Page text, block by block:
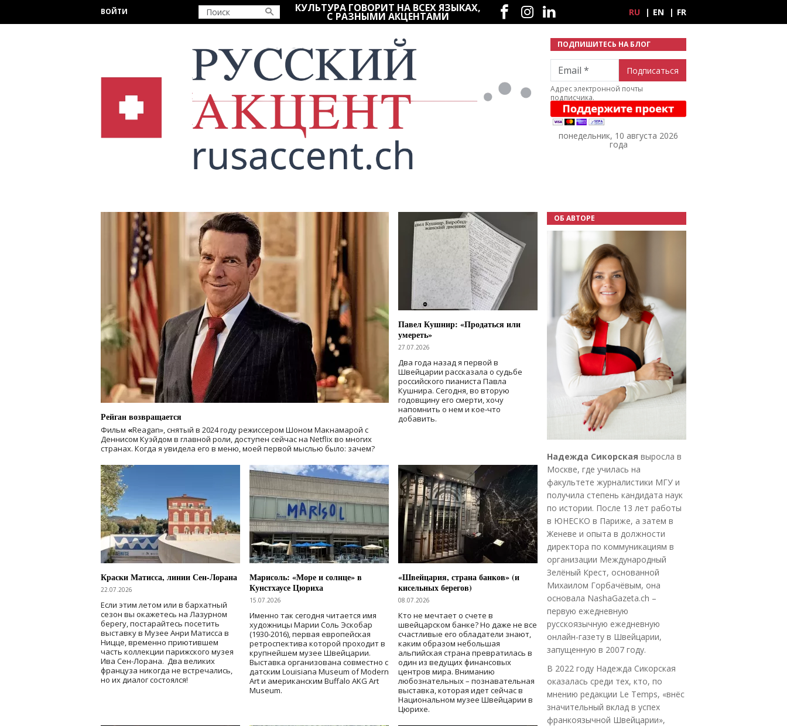
ВОЙТИ КУЛЬТУРА ГОВОРИТ НА ВСЕХ ЯЗЫКАХ,
С РАЗНЫМИ АКЦЕНТАМИ
Социальные сети
RU EN FR
ПОДПИШИТЕСЬ НА БЛОГ
Email
Адрес электронной почты
подписчика.
понедельник, 10 августа 2026
года
Рейган возвращается
Фильм «Reagan», снятый в 2024 годурежиссером Шоном Макнамарой с
Деннисом Куэйдом в главной роли, доступен сейчас на Netflix во многих
странах. Когда я увидела его в меню, моей первой мыслью было: зачем?
Павел Кушнир: «Продаться или
умереть»
27.07.2026
Два года назад я первой в
Швейцарии рассказала о судьбе
российского пианиста Павла
Кушнира. Сегодня, во вторую
годовщину его смерти, хочу
напомнить о нем и кое-что
добавить.
Краски Матисса, линии Сен-Лорана
22.07.2026
Если этим летом или в бархатный
сезон вы окажетесь на Лазурном
берегу, постарайтесь посетить
выставку в Музее Анри Матисса в
Ницце, временно приютившем
часть коллекции парижского музея
Ива Сен-Лорана. Два великих
француза никогда не встречались,
но их диалог состоялся!
Марисоль: «Море и солнце» в
Кунстхаусе Цюриха
15.07.2026
Именно так сегодня читается имя
художницы Марии Соль Эскобар
(1930-2016), первая европейская
ретроспектива которой проходит в
крупнейшем музее Швейцарии.
Выставка организована совместно с
датским Louisiana Museum of Modern
Art и американским Buffalo AKG Art
Museum.
«Швейцария, страна банков» (и
кисельных берегов)
08.07.2026
Кто не мечтает о счете в
швейцарском банке? Но даже не все
счастливые его обладатели знают,
каким образом небольшая
альпийская страна превратилась в
один из ведущих финансовых
центров мира. Вниманию
любознательных – познавательная
выставка, которая идет сейчас в
Национальном музее Швейцарии в
Цюрихе.
ОБ АВТОРЕ
Надежда Сикорская выросла в
Москве, где училась на
факультете журналистики МГУ и
получила степень кандидата наук
по истории. После 13 лет работы
в ЮНЕСКО в Париже, а затем в
Женеве и опыта в должности
директора по коммуникациям в
организации Международный
Зелёный Крест, основанной
Михаилом Горбачёвым, она
основала NashaGazeta.ch –
первую ежедневную
русскоязычную ежедневную
онлайн-газету в Швейцарии,
запущенную в 2007 году.
В 2022 году Надежда Сикорская
оказалась среди тех, кто, по
мнению редакции Le Temps, «внёс
значительный вклад в успех
франкоязычной Швейцарии»,